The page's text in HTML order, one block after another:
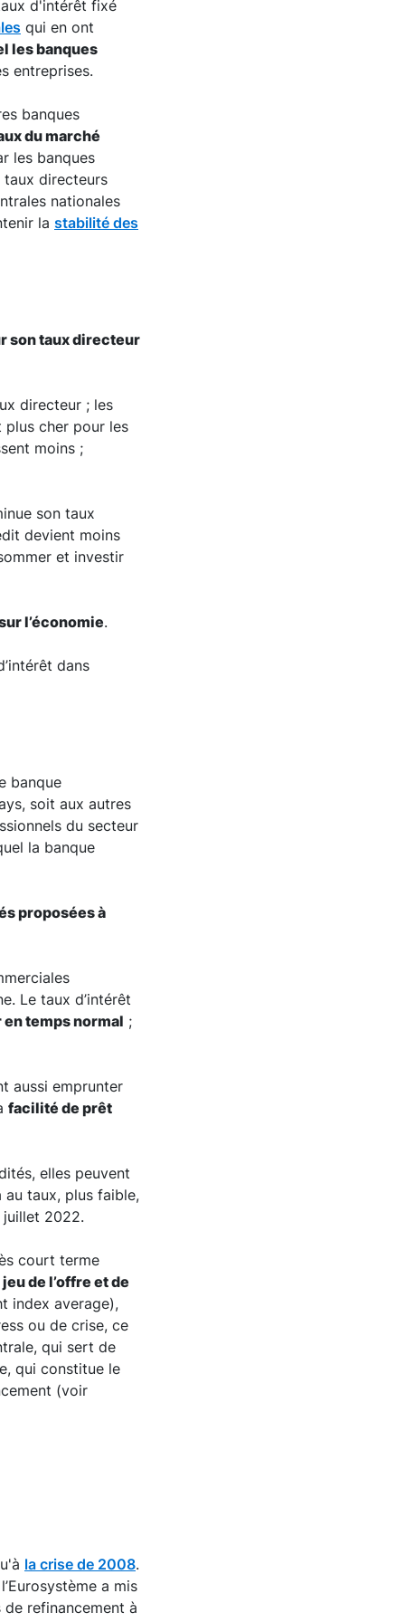
d'intérêt fixé
qui en ont
les banques
entreprises.
banques
du marché
les banques
taux directeurs
nationales
la stabilité des
son taux directeur
directeur ; les
plus cher pour les
moins ;
son taux
devient moins
et investir
l’économie.
dans
banque
soit aux autres
du secteur
la banque
proposées à
Le taux d’intérêt
temps normal ;
aussi emprunter
facilité de prêt
elles peuvent
au taux, plus faible,
2022.
court terme
jeu de l’offre et de
index average),
ou de crise, ce
qui sert de
qui constitue le
(voir
la crise de 2008.
a mis
refinancement à